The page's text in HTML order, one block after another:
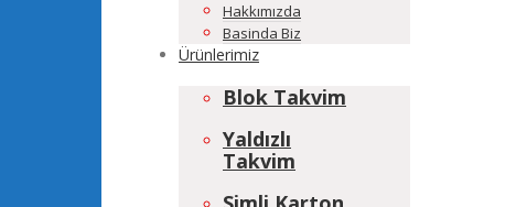
Hakkımızda
Basinda Biz
Ürünlerimiz
Blok Takvim
Yaldızlı
Takvim